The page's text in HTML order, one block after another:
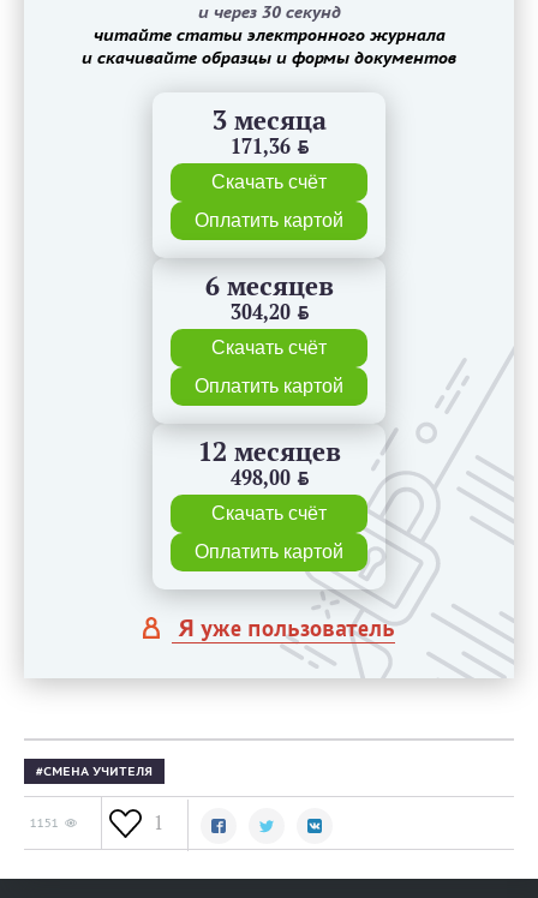
и через 30 секунд
читайте статьи электронного журнала
и скачивайте образцы и формы документов
3 месяца
171,36 BYN
Скачать счёт
Оплатить картой
6 месяцев
304,20 BYN
Скачать счёт
Оплатить картой
12 месяцев
498,00 BYN
Скачать счёт
Оплатить картой
Я уже пользователь
СМЕНА УЧИТЕЛЯ
1151 1